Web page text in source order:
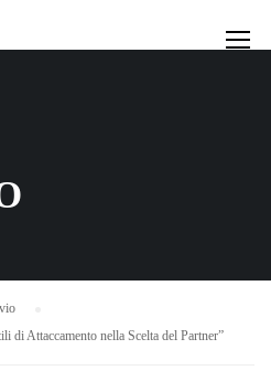
Attaccamento nella Scelta del Partner”